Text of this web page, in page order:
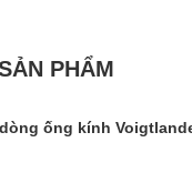
PHẨM
ống kính